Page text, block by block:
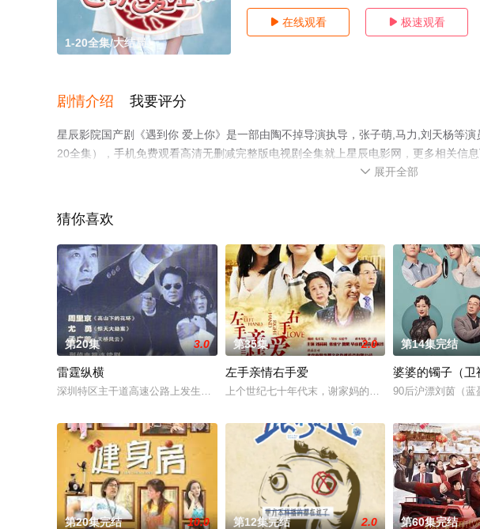
1-20全集/大结局
 在线观看  极速观看
剧情介绍 我要评分
星辰影院国产剧《遇到你 爱上你》是一部由陶不掉导演执导，张子萌,马力,刘天杨等
20全集），手机免费观看高清无删减完整版电视剧全集就上星辰电影网，更多相关信
 展开全部
猜你喜欢
第20集 3.0
雷霆纵横
深圳特区主干道高速公路上发生了一起抢劫案，劫匪在客车里浇满了汽油，威逼乘客交出钱财
第35集 2.0
左手亲情右手爱
上个世纪七十年代末，谢家妈的亲生女儿进了罗家，成
第14集完结
婆婆的镯子（卫
90后沪漂刘茵（蓝
第20集完结 10.0 第12集完结 2.0 第60集完结